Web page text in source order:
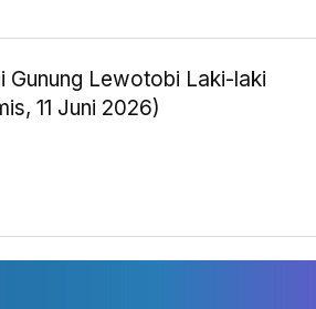
Gunung Lewotobi Laki-laki
11 Juni 2026)